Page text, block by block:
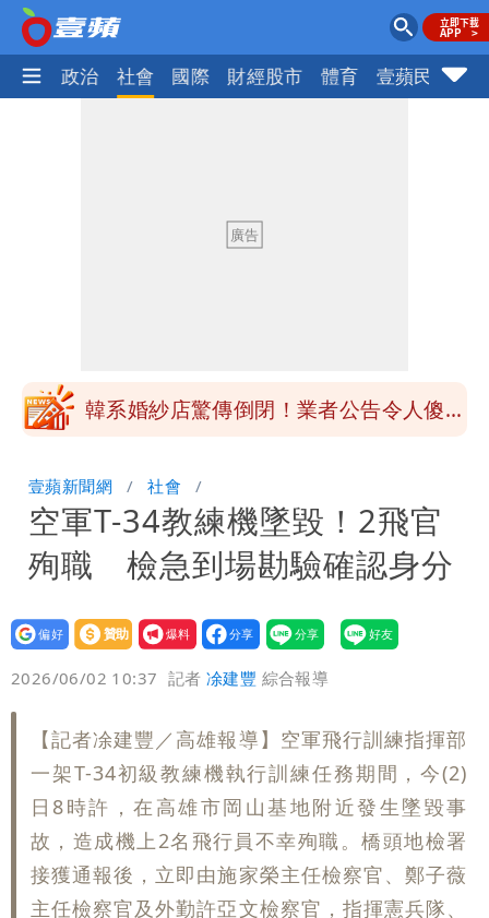
生活 政治 社會 國際 財經股市 體育 壹蘋民調
勸：真的不要關冷氣！
姜厚任女友不斷改名！她分析2大原因：
萬 台大學長替她前夫抱不平
韓系婚紗店驚傳倒閉！業者公告令人傻
勸：真的不要關冷氣！
姜厚任女友不斷改名！她分析2大原因：
最大問題是幻想
壹蘋新聞網 社會
空軍T-34教練機墜毀！2飛官
殉職 檢急到場勘驗確認身分
設為
贊助
我要
爆料
2026/06/02 10:37 記者凃建豐 綜合報導
【記者凃建豐／高雄報導】空軍飛行訓練指揮部
一架T-34初級教練機執行訓練任務期間，今(2)
日8時許，在高雄市岡山基地附近發生墜毀事
故，造成機上2名飛行員不幸殉職。橋頭地檢署
接獲通報後，立即由施家榮主任檢察官、鄭子薇
主任檢察官及外勤許亞文檢察官，指揮憲兵隊、